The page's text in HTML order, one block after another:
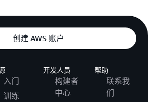
创建 AWS 账户
入门
训练
开发人员
构建者
中心
帮助
联系我
们